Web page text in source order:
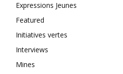
Expressions Jeunes
Featured
Initiatives vertes
Interviews
Mines